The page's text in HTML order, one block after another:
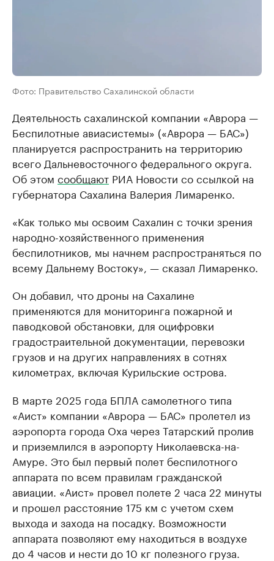
Фото: Правительство Сахалинской области
Деятельность сахалинской компании «Аврора —
Беспилотные авиасистемы» («Аврора — БАС»)
планируется распространить на территорию
всего Дальневосточного федерального округа.
Об этом сообщают РИА Новости со ссылкой на
губернатора Сахалина Валерия Лимаренко.
«Как только мы освоим Сахалин с точки зрения
народно-хозяйственного применения
беспилотников, мы начнем распространяться по
всему Дальнему Востоку», — сказал Лимаренко.
Он добавил, что дроны на Сахалине
применяются для мониторинга пожарной и
паводковой обстановки, для оцифровки
градостраительной документации, перевозки
грузов и на других направлениях в сотнях
километрах, включая Курильские острова.
В марте 2025 года БПЛА самолетного типа
«Аист» компании «Аврора — БАС» пролетел из
аэропорта города Оха через Татарский пролив
и приземлился в аэропорту Николаевска-на-
Амуре. Это был первый полет беспилотного
аппарата по всем правилам гражданской
авиации. «Аист» провел полете 2 часа 22 минуты
и прошел расстояние 175 км с учетом схем
выхода и захода на посадку. Возможности
аппарата позволяют ему находиться в воздухе
до 4 часов и нести до 10 кг полезного груза.